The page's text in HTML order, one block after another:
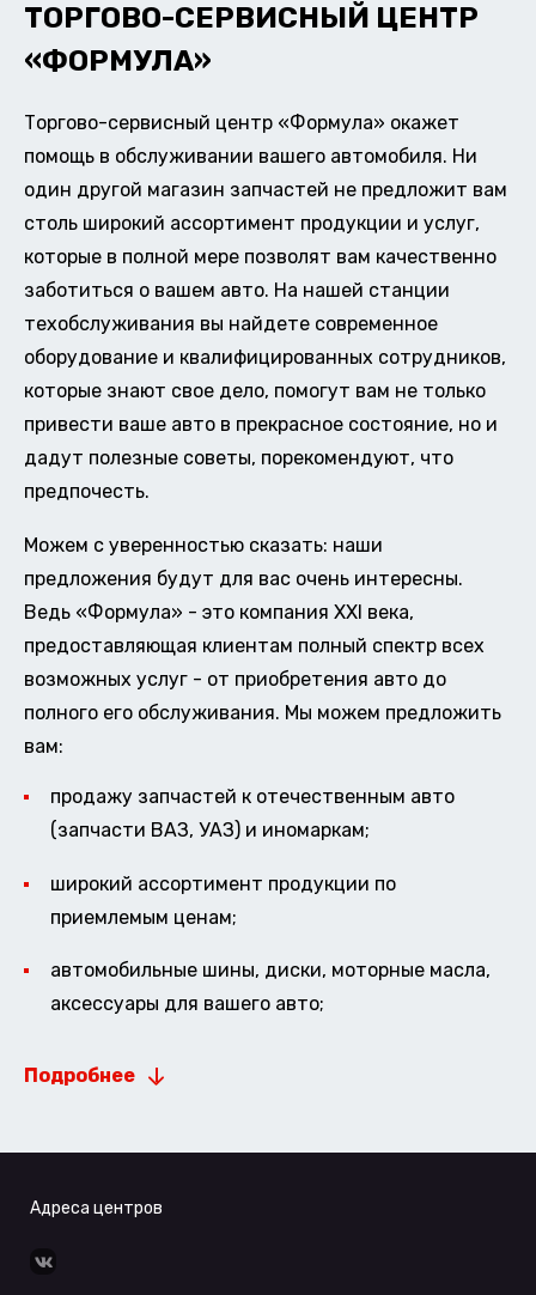
ТОРГОВО-СЕРВИСНЫЙ ЦЕНТР
«ФОРМУЛА»
Торгово-сервисный центр «Формула» окажет
помощь в обслуживании вашего автомобиля. Ни
один другой магазин запчастей не предложит вам
столь широкий ассортимент продукции и услуг,
которые в полной мере позволят вам качественно
заботиться о вашем авто. На нашей станции
техобслуживания вы найдете современное
оборудование и квалифицированных сотрудников,
которые знают свое дело, помогут вам не только
привести ваше авто в прекрасное состояние, но и
дадут полезные советы, порекомендуют, что
предпочесть.
Можем с уверенностью сказать: наши
предложения будут для вас очень интересны.
Ведь «Формула» - это компания XXI века,
предоставляющая клиентам полный спектр всех
возможных услуг - от приобретения авто до
полного его обслуживания. Мы можем предложить
вам:
продажу запчастей к отечественным авто
(запчасти ВАЗ, УАЗ) и иномаркам;
широкий ассортимент продукции по
приемлемым ценам;
автомобильные шины, диски, моторные масла,
аксессуары для вашего авто;
Подробнее
Адреса центров